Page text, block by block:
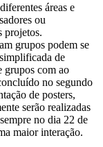
áreas e
ou
projetos.
grupos podem se
de
grupos com ao
no segundo
de posters,
serão realizadas
no dia 22 de
maior interação.